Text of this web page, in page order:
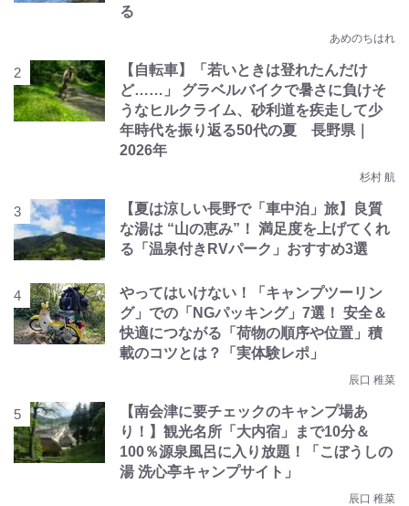
る
あめのちはれ
【自転車】「若いときは登れたんだけ
ど……」 グラベルバイクで暑さに負けそ
うなヒルクライム、砂利道を疾走して少
年時代を振り返る50代の夏 長野県｜
2026年
杉村 航
【夏は涼しい長野で「車中泊」旅】良質
な湯は “山の恵み”！ 満足度を上げてくれ
る「温泉付きRVパーク」おすすめ3選
やってはいけない！「キャンプツーリン
グ」での「NGパッキング」7選！ 安全＆
快適につながる「荷物の順序や位置」積
載のコツとは？「実体験レポ」
辰口 稚菜
【南会津に要チェックのキャンプ場あ
り！】観光名所「大内宿」まで10分＆
100％源泉風呂に入り放題！「こぼうしの
湯 洗心亭キャンプサイト」
辰口 稚菜